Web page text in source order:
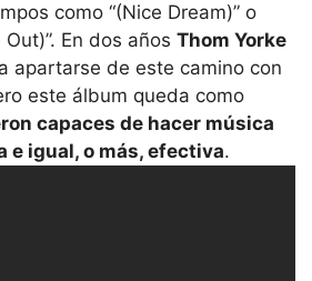
como “(Nice Dream)” o
En dos años Thom Yorke
apartarse de este camino con
este álbum queda como
capaces de hacer música
e igual, o más, efectiva.